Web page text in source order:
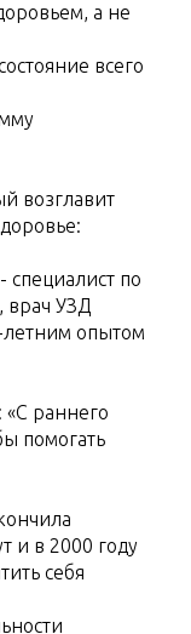
а не
всего
возглавит
специалист по
врач УЗД
опытом
«С раннего
помогать
и в 2000 году
себя